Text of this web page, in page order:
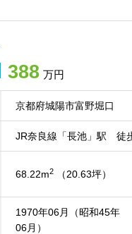
388 万円
京都府城陽市富野堀口
JR奈良線「長池」駅 徒
68.22m2 （20.63坪）
1970年06月（昭和45年
06月）